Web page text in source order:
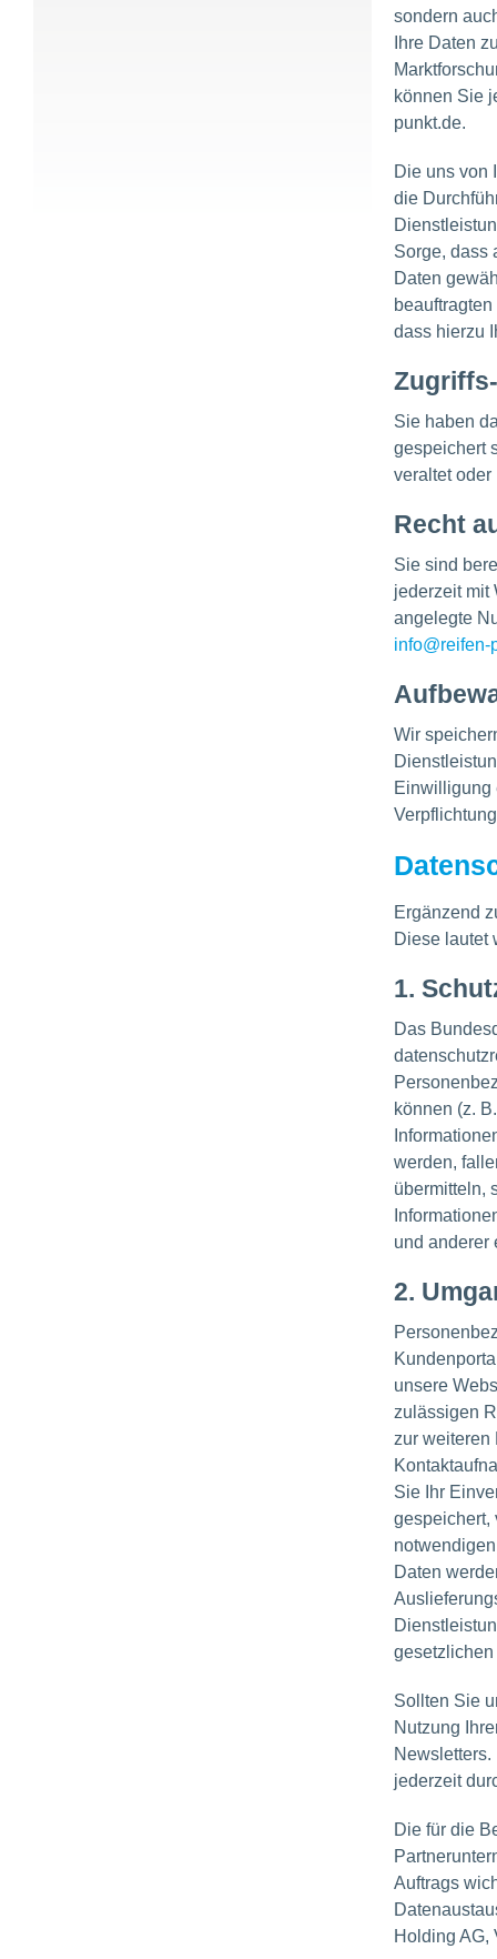
sondern
Ihre Daten
können Sie
punkt.de.
Die uns von
die
Sorge, dass
Daten
dass hierzu
Sie haben
gespeichert
veraltet oder
Recht
Sie sind
jederzeit mit
angelegte
info@reifen-
Wir
Einwilligung
Ergänzend
Diese lautet
1.
Das
können (z.
werden,
übermitteln,
und anderer
2.
unsere
zulässigen
zur weiteren
Sie Ihr
gespeichert,
Daten
Sollten Sie
Nutzung
jederzeit
Die für die
Auftrags
Holding AG,